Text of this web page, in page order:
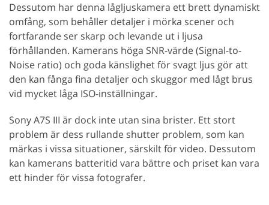
Dessutom har denna lågljuskamera ett brett dynamiskt
omfång, som behåller detaljer i mörka scener och
fortfarande ser skarp och levande ut i ljusa
förhållanden. Kamerans höga SNR-värde (Signal-to-
Noise ratio) och goda känslighet för svagt ljus gör att
den kan fånga fina detaljer och skuggor med lågt brus
vid mycket låga ISO-inställningar.
Sony A7S III är dock inte utan sina brister. Ett stort
problem är dess rullande shutter problem, som kan
märkas i vissa situationer, särskilt för video. Dessutom
kan kamerans batteritid vara bättre och priset kan vara
ett hinder för vissa fotografer.